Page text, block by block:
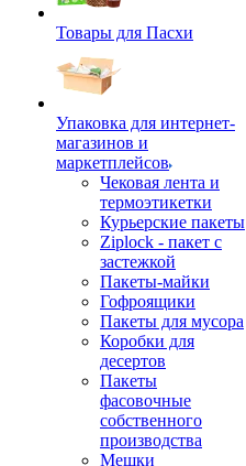
Товары для Пасхи
Упаковка для интернет-
магазинов и
маркетплейсов
Чековая лента и
термоэтикетки
Курьерские пакеты
Ziplock - пакет с
застежкой
Пакеты-майки
Гофроящики
Пакеты для мусора
Коробки для
десертов
Пакеты
фасовочные
собственного
производства
Мешки